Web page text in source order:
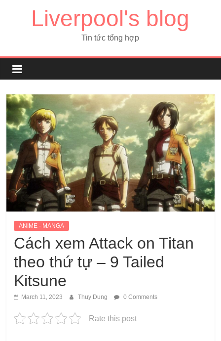
Liverpool's blog
Tin tức tổng hợp
ANIME - MANGA
Cách xem Attack on Titan
theo thứ tự – 9 Tailed
Kitsune
March 11, 2023 Thuy Dung 0 Comments
Rate this post